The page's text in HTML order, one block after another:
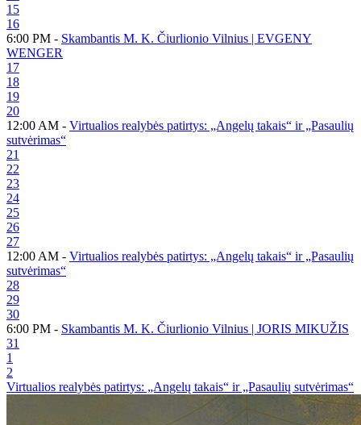
15
16
6:00 PM - Skambantis M. K. Čiurlionio Vilnius | EVGENY
WENGER
17
18
19
20
12:00 AM - Virtualios realybės patirtys: „Angelų takais“ ir „Pasaulių
sutvėrimas“
21
22
23
24
25
26
27
12:00 AM - Virtualios realybės patirtys: „Angelų takais“ ir „Pasaulių
sutvėrimas“
28
29
30
6:00 PM - Skambantis M. K. Čiurlionio Vilnius | JORIS MIKUŽIS
31
1
2
Virtualios realybės patirtys: „Angelų takais“ ir „Pasaulių sutvėrimas“